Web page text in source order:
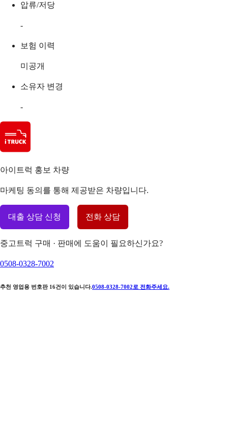
압류/저당
-
보험 이력
미공개
소유자 변경
-
아이트럭 홍보 차량
마케팅 동의를 통해 제공받은 차량입니다.
대출 상담 신청 전화 상담
중고트럭 구매 · 판매에 도움이 필요하신가요?
0508-0328-7002
추천 영업용 번호판 16건이 있습니다.0508-0328-7002 로 전화주세요.